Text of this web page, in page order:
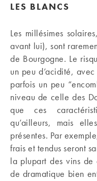
LES BLANCS
Les millésimes
avant lui), sont
de Bourgogne. Le
un peu d’acidité,
parfois un peu
niveau de celle des
que ces
qu’ailleurs, mais
présentes. Par
frais et tendus seront
la plupart des vins
de dramatique bien